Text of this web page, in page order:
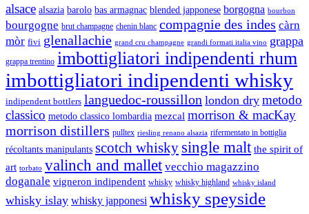
alsace alsazia barolo bas armagnac blended japponese borgogna bourbon
bourgogne brut champagne chenin blanc compagnie des indes càrn
mòr fivi glenallachie grand cru champagne grandi formati italia vino grappa
grappa trentino imbottigliatori indipendenti rhum
imbottigliatori indipendenti whisky
indipendent bottlers languedoc-roussillon london dry metodo
classico metodo classico lombardia mezcal morrison & macKay
morrison distillers pulltex riesling renano alsazia rifermentato in bottiglia
récoltants manipulants scotch whisky single malt the spirit of
art torbato valinch and mallet vecchio magazzino
doganale vigneron indipendent whisky whisky highland whisky island
whisky islay whisky japponesi whisky speyside